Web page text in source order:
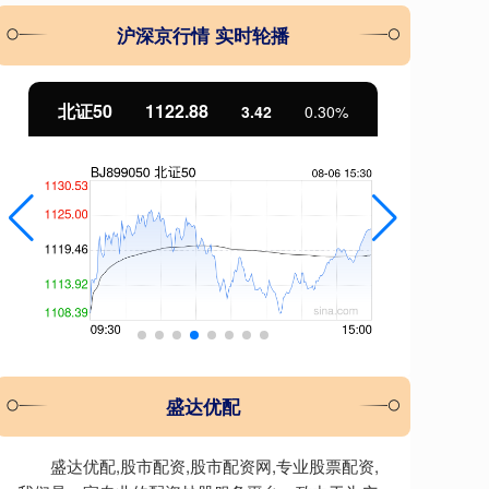
沪深京行情 实时轮播
北证50 1122.88 3.42 0.30%
盛达优配
盛达优配,股市配资,股市配资网,专业股票配资,